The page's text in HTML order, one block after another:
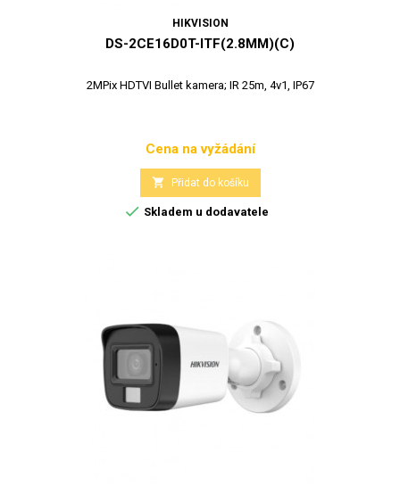
HIKVISION
DS-2CE16D0T-ITF(2.8MM)(C)
2MPix HDTVI Bullet kamera; IR 25m, 4v1, IP67
Cena
Cena na vyžádání
 Přidat do košíku
 Skladem u dodavatele